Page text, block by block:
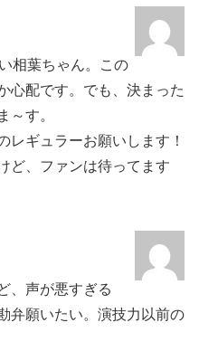
相葉ちゃん。この
心配です。でも、決まった
～す。
レギュラーお願いします！
ど、ファンは待ってます
、声が悪すぎる
弁願いたい。演技力以前の